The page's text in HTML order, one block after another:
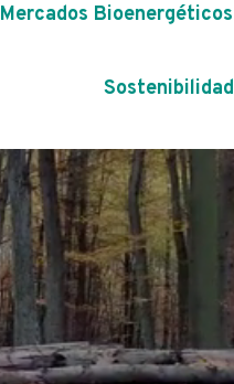
Mercados Bioenergéticos
Sostenibilidad